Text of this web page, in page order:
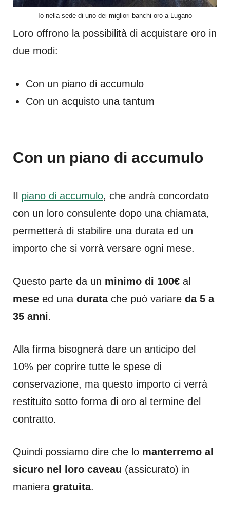
Io nella sede di uno dei migliori banchi oro a Lugano
Loro offrono la possibilità di acquistare oro in
due modi:
Con un piano di accumulo
Con un acquisto una tantum
Con un piano di accumulo
Il piano di accumulo, che andrà concordato
con un loro consulente dopo una chiamata,
permetterà di stabilire una durata ed un
importo che si vorrà versare ogni mese.
Questo parte da un minimo di 100€ al
mese ed una duratache può variare da 5 a
35 anni.
Alla firma bisognerà dare un anticipo del
10% per coprire tutte le spese di
conservazione, ma questo importo ci verrà
restituito sotto forma di oro al termine del
contratto.
Quindi possiamo dire che lo manterremo al
sicuro nel loro caveau (assicurato) in
maniera gratuita.